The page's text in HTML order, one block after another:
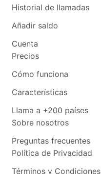
Historial de llamadas
Añadir saldo
Cuenta
Precios
Cómo funciona
Características
Llama a +200 países
Sobre nosotros
Preguntas frecuentes
Política de Privacidad
Términos y Condiciones